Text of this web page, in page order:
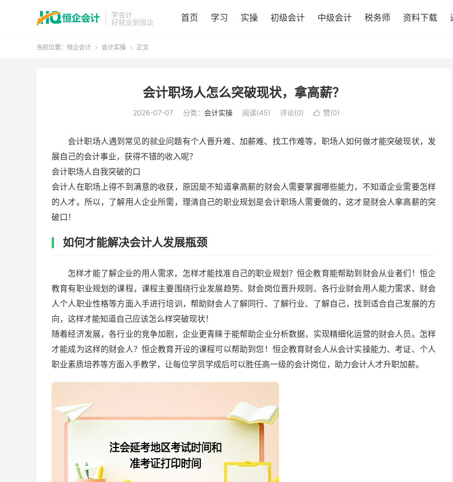
学会计
好就业到恒企
首页 学习 实操 初级会计 中级会计 税务师 资料下载
当前位置： 恒企会计  会计实操  正文
会计职场人怎么突破现状，拿高薪？
2026-07-07 分类： 会计实操 阅读(45) 评论(0)  赞(0)
会计职场人遇到常见的就业问题有个人晋升难、加薪难、找工作难等，职场人如何做才能突破现状，发
展自己的会计事业，获得不错的收入呢？
会计职场人自我突破的口
会计人在职场上得不到满意的收获，原因是不知道拿高薪的财会人需要掌握哪些能力，不知道企业需要怎样
的人才。所以，了解用人企业所需，理清自己的职业规划是会计职场人需要做的，这才是财会人拿高薪的突
破口！
如何才能解决会计人发展瓶颈
怎样才能了解企业的用人需求，怎样才能找准自己的职业规划？恒企教育能帮助到财会从业者们！恒企
教育有职业规划的课程，课程主要围绕行业发展趋势、财会岗位晋升规则、各行业财会用人能力需求、财会
人个人职业性格等方面入手进行培训，帮助财会人了解同行、了解行业、了解自己，找到适合自己发展的方
向，这样才能知道自己应该怎么样突破现状！
随着经济发展，各行业的竞争加剧，企业更青睐于能帮助企业分析数据，实现精细化运营的财会人员。怎样
才能成为这样的财会人？恒企教育开设的课程可以帮助到您！恒企教育财会人从会计实操能力、考证、个人
职业素质培养等方面入手教学，让每位学员学成后可以胜任高一级的会计岗位，助力会计人才升职加薪。